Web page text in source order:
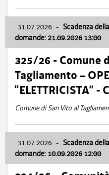
31.07.2026 - Scadenza
domande: 21.09.2026 13:00
325/26 - Comune
Tagliamento –
“ELETTRICISTA” -
Comune di San Vito al
31.07.2026 - Scadenza
domande: 10.09.2026 12:00